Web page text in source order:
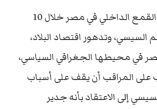
واشتدت وطأة القمع الداخلي في مصر خلال 10
وتدهور اقتصاد البلاد،
في محيطها الجغرافي السياسي،
المراقب أن يقف على أسباب
إلى الاعتقاد بأنه جدير